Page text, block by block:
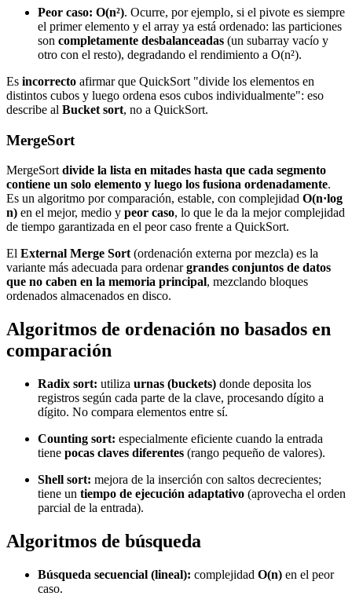
Peor caso: O(n²). Ocurre, por ejemplo, si el pivote es siempre
el primer elemento y el array ya está ordenado: las particiones
son completamente desbalanceadas (un subarray vacío y
otro con el resto), degradando el rendimiento a O(n²).
Es incorrecto afirmar que QuickSort "divide los elementos en
distintos cubos y luego ordena esos cubos individualmente": eso
describe al Bucket sort, no a QuickSort.
MergeSort
MergeSort divide la lista en mitades hasta que cada segmento
contiene un solo elemento y luego los fusiona ordenadamente.
Es un algoritmo por comparación, estable, con complejidad O(n·log
n) en el mejor, medio y peor caso, lo que le da la mejor complejidad
de tiempo garantizada en el peor caso frente a QuickSort.
El External Merge Sort (ordenación externa por mezcla) es la
variante más adecuada para ordenargrandes conjuntos de datos
que no caben en la memoria principal, mezclando bloques
ordenados almacenados en disco.
Algoritmos de ordenación no basados en
comparación
Radix sort: utiliza urnas (buckets) donde deposita los
registros según cada parte de la clave, procesando dígito a
dígito. No compara elementos entre sí.
Counting sort: especialmente eficiente cuando la entrada
tiene pocas claves diferentes (rango pequeño de valores).
Shell sort: mejora de la inserción con saltos decrecientes;
tiene un tiempo de ejecución adaptativo (aprovecha el orden
parcial de la entrada).
Algoritmos de búsqueda
Búsqueda secuencial (lineal): complejidad O(n) en el peor
caso.